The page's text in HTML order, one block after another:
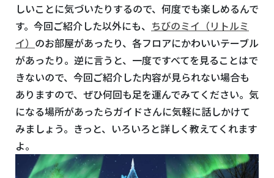
しいことに気づいたりするので、何度でも楽しめるんで
す。今回ご紹介した以外にも、 ちびのミイ（リトルミ
イ） のお部屋があったり、各フロアにかわいいテーブル
があったり。逆に言うと、一度ですべてを見ることはで
きないので、今回ご紹介した内容が見られない場合も
ありますので、ぜひ何回も足を運んでみてください。気
になる場所があったらガイドさんに気軽に話しかけて
みましょう。きっと、いろいろと詳しく教えてくれます
よ。